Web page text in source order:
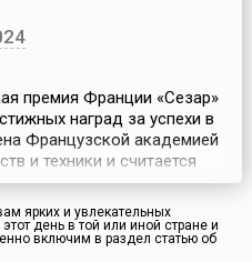
премия Франции «Сезар»
наград за успехи в
Французской академией
и техники и считается
премии
и первый президент
Жорж Кравенн. Он назвал
известного...
ярких и увлекательных
день в той или иной стране и
включим в раздел статью об